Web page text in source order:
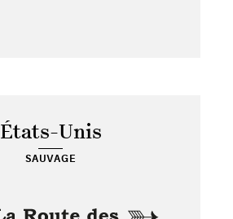
États-Unis
SAUVAGE